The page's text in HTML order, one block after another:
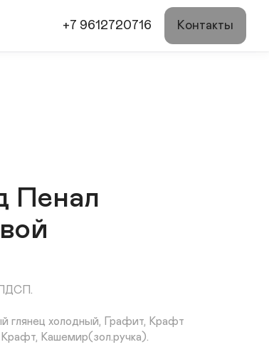
+7 9612720716 Контакты
Пенал
глянец холодный, Графит, Крафт
Кашемир(зол.ручка).